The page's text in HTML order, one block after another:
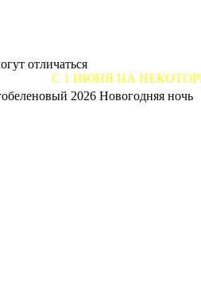
отличаться
ИЮНЯ НА НЕКОТОРЫЕ ТКАНИ
2026 Новогодняя ночь